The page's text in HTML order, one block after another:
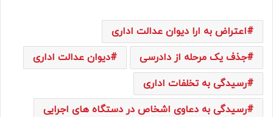
اعتراض به ارا دیوان عدالت اداری
جذف یک مرحله از دادرسی
دیوان عدالت اداری
رسیدگی به تخلفات اداری
رسیدگی به دعاوی اشخاص در دستگاه های اجرایی